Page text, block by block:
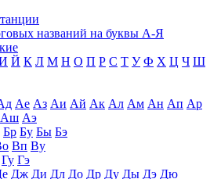
названий на буквы А-Я
Й К Л М Н О П Р С Т У Ф Х Ц Ч Ш
Ае Аз Аи Ай Ак Ал Ам Ан Ап Ар
Аш Аэ
Бр Бу Бы Бэ
Вп Ву
Гу Гэ
Дж Ди Дл До Др Ду Ды Дэ Дю